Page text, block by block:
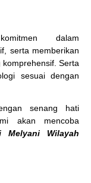
dalam
serta memberikan
Serta
sesuai dengan
senang hati
akan mencoba
Melyani Wilayah